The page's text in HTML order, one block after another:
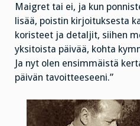
Maigret tai ei, ja kun
lisää, poistin kirjoituksesta
koristeet ja detaljit, siihen
yksitoista päivää, kohta
Ja nyt olen ensimmäistä
päivän tavoitteeseeni.”